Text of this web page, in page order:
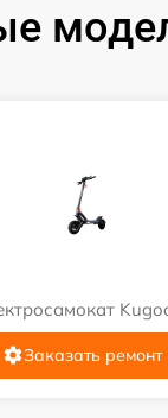
Заказать ремонт